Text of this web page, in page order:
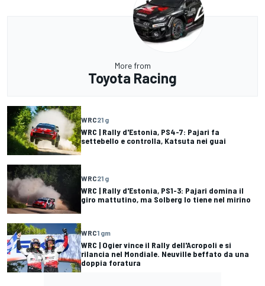
More from
Toyota Racing
WRC21 g
WRC | Rally d'Estonia, PS4-7: Pajari fa
settebello e controlla, Katsuta nei guai
WRC21 g
WRC | Rally d'Estonia, PS1-3: Pajari domina il
giro mattutino, ma Solberg lo tiene nel mirino
WRC1 gm
WRC | Ogier vince il Rally dell'Acropoli e si
rilancia nel Mondiale. Neuville beffato da una
doppia foratura